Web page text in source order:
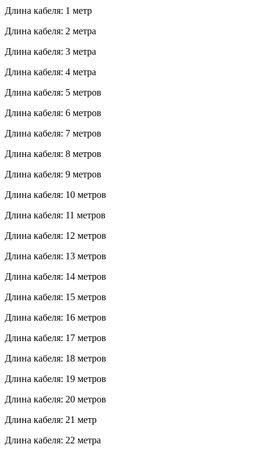
Длина кабеля: 1 метр
Длина кабеля: 2 метра
Длина кабеля: 3 метра
Длина кабеля: 4 метра
Длина кабеля: 5 метров
Длина кабеля: 6 метров
Длина кабеля: 7 метров
Длина кабеля: 8 метров
Длина кабеля: 9 метров
Длина кабеля: 10 метров
Длина кабеля: 11 метров
Длина кабеля: 12 метров
Длина кабеля: 13 метров
Длина кабеля: 14 метров
Длина кабеля: 15 метров
Длина кабеля: 16 метров
Длина кабеля: 17 метров
Длина кабеля: 18 метров
Длина кабеля: 19 метров
Длина кабеля: 20 метров
Длина кабеля: 21 метр
Длина кабеля: 22 метра